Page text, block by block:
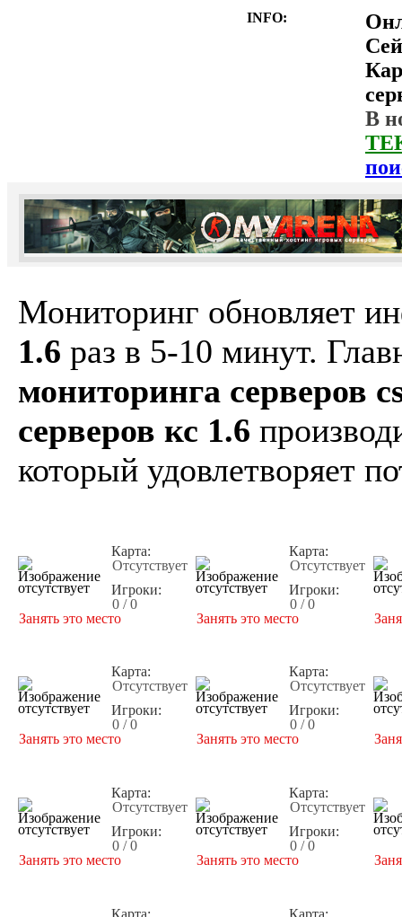
INFO:
В
Мониторинг обновляет
1.6 раз в 5-10 минут.
мониторинга серверов
серверов кс 1.6
который удовлетворяет
Карта:
Отсутствует
Игроки:
0 / 0
Занять это место
Карта:
Отсутствует
Игроки:
0 / 0
Занять это место
Карта:
Отсутствует
Игроки:
0 / 0
Занять это место
Карта:
Отсутствует
Игроки:
0 / 0
Занять это место
Карта:
Отсутствует
Игроки:
0 / 0
Занять это место
Карта:
Отсутствует
Игроки:
0 / 0
Занять это место
Карта:
Карта: